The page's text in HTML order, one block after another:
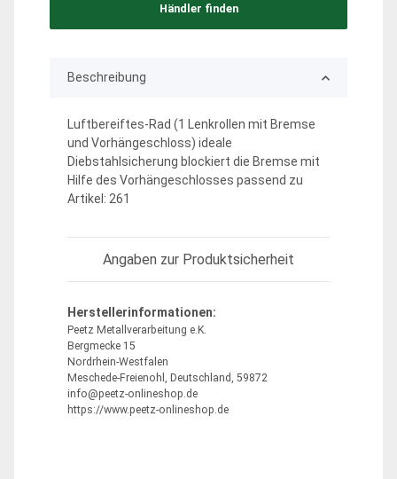
Händler finden
Beschreibung
Luftbereiftes-Rad (1 Lenkrollen mit Bremse
und Vorhängeschloss) ideale
Diebstahlsicherung blockiert die Bremse mit
Hilfe des Vorhängeschlosses passend zu
Artikel: 261
Angaben zur Produktsicherheit
Herstellerinformationen:
Peetz Metallverarbeitung e.K.
Bergmecke 15
Nordrhein-Westfalen
Meschede-Freienohl, Deutschland, 59872
info@peetz-onlineshop.de
https://www.peetz-onlineshop.de